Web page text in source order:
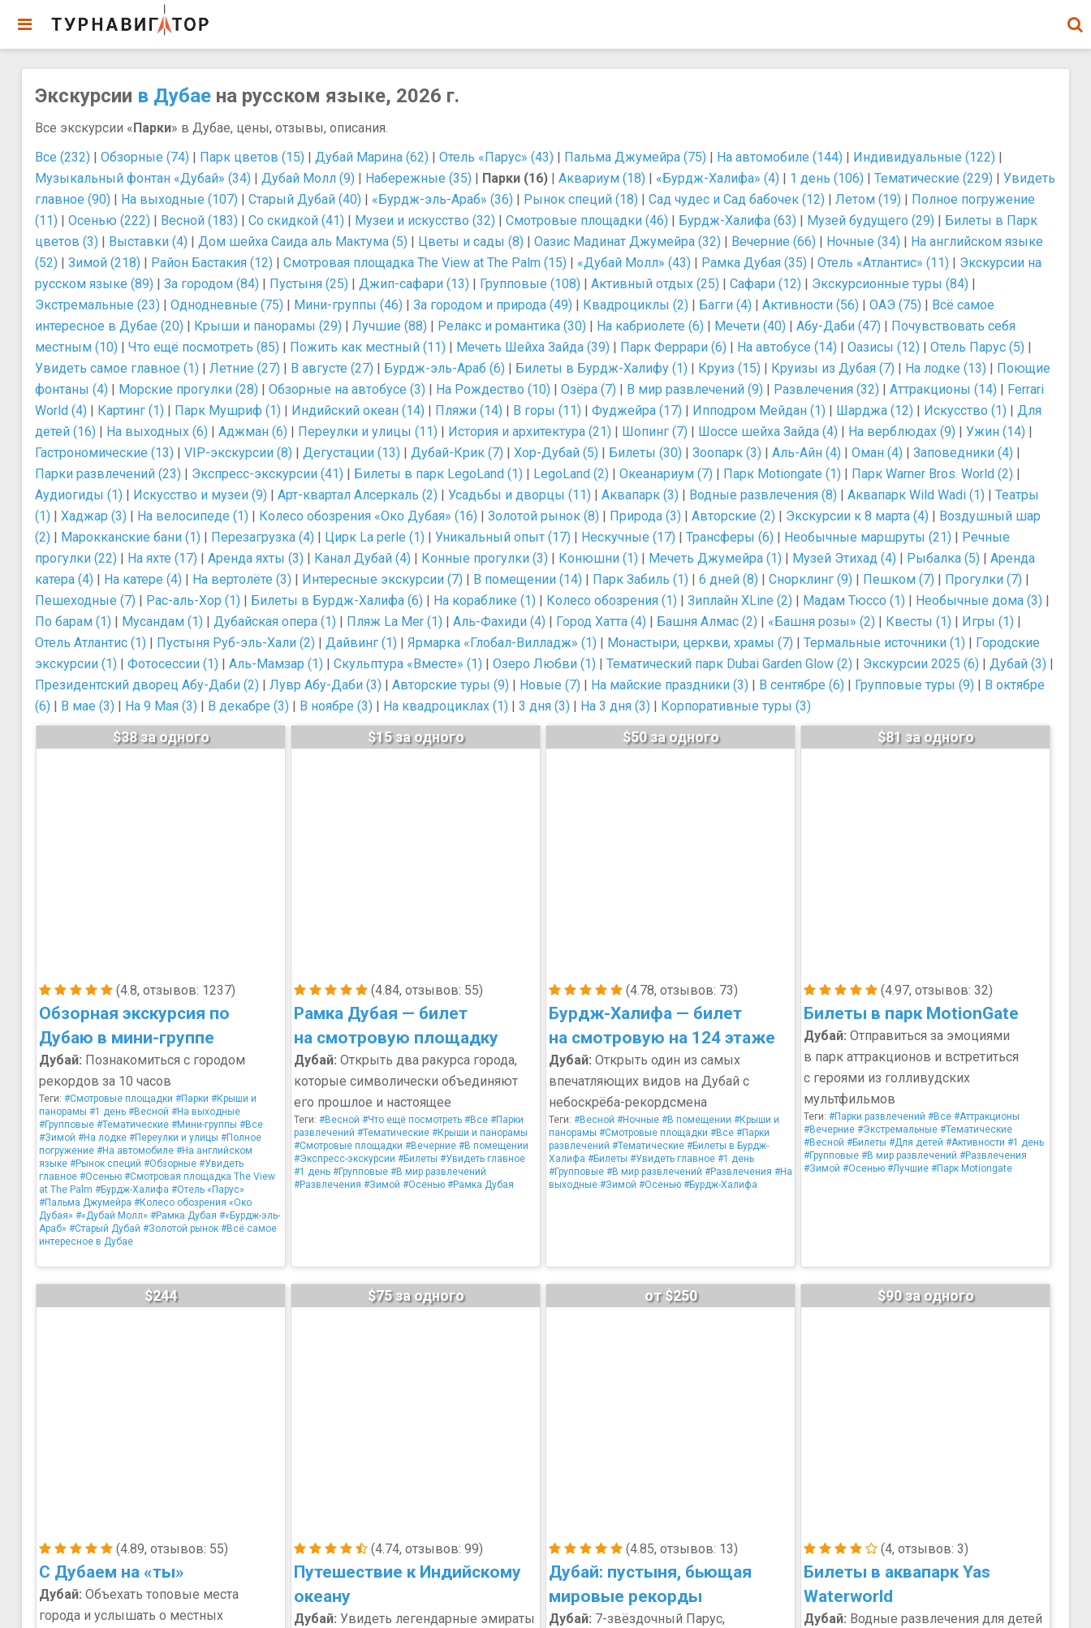
Экскурсии в Дубае на русском языке, 2026 г.
Все экскурсии «Парки» в Дубае, цены, отзывы, описания.
Все (232) | Обзорные (74) | Парк цветов (15) | Дубай Марина (62) | Отель «Парус» (43) | Пальма Джумейра (75) | На автомобиле (144) | Индивидуальные (122) |
Музыкальный фонтан «Дубай» (34) | Дубай Молл (9) | Набережные (35) | Парки (16) | Аквариум (18) | «Бурдж-Халифа» (4) | 1 день (106) | Тематические (229) | Увидеть
главное (90) | На выходные (107) | Старый Дубай (40) | «Бурдж-эль-Араб» (36) | Рынок специй (18) | Сад чудес и Сад бабочек (12) | Летом (19) | Полное погружение
(11) | Осенью (222) | Весной (183) | Со скидкой (41) | Музеи и искусство (32) | Смотровые площадки (46) | Бурдж-Халифа (63) | Музей будущего (29) | Билеты в Парк
цветов (3) | Выставки (4) | Дом шейха Саида аль Мактума (5) | Цветы и сады (8) | Оазис Мадинат Джумейра (32) | Вечерние (66) | Ночные (34) | На английском языке
(52) | Зимой (218) | Район Бастакия (12) | Смотровая площадка The View at The Palm (15) | «Дубай Молл» (43) | Рамка Дубая (35) | Отель «Атлантис» (11) | Экскурсии на
русском языке (89) | За городом (84) | Пустыня (25) | Джип-сафари (13) | Групповые (108) | Активный отдых (25) | Сафари (12) | Экскурсионные туры (84) |
Экстремальные (23) | Однодневные (75) | Мини-группы (46) | За городом и природа (49) | Квадроциклы (2) | Багги (4) | Активности (56) | ОАЭ (75) | Всё самое
интересное в Дубае (20) | Крыши и панорамы (29) | Лучшие (88) | Релакс и романтика (30) | На кабриолете (6) | Мечети (40) | Абу-Даби (47) | Почувствовать себя
местным (10) | Что ещё посмотреть (85) | Пожить как местный (11) | Мечеть Шейха Зайда (39) | Парк Феррари (6) | На автобусе (14) | Оазисы (12) | Отель Парус (5) |
Увидеть самое главное (1) | Летние (27) | В августе (27) | Бурдж-эль-Араб (6) | Билеты в Бурдж-Халифу (1) | Круиз (15) | Круизы из Дубая (7) | На лодке (13) | Поющие
фонтаны (4) | Морские прогулки (28) | Обзорные на автобусе (3) | На Рождество (10) | Озёра (7) | В мир развлечений (9) | Развлечения (32) | Аттракционы (14) | Ferrari
World (4) | Картинг (1) | Парк Мушриф (1) | Индийский океан (14) | Пляжи (14) | В горы (11) | Фуджейра (17) | Ипподром Мейдан (1) | Шарджа (12) | Искусство (1) | Для
детей (16) | На выходных (6) | Аджман (6) | Переулки и улицы (11) | История и архитектура (21) | Шопинг (7) | Шоссе шейха Зайда (4) | На верблюдах (9) | Ужин (14) |
Гастрономические (13) | VIP-экскурсии (8) | Дегустации (13) | Дубай-Крик (7) | Хор-Дубай (5) | Билеты (30) | Зоопарк (3) | Аль-Айн (4) | Оман (4) | Заповедники (4) |
Парки развлечений (23) | Экспресс-экскурсии (41) | Билеты в парк LegoLand (1) | LegoLand (2) | Океанариум (7) | Парк Motiongate (1) | Парк Warner Bros. World (2) |
Аудиогиды (1) | Искусство и музеи (9) | Арт-квартал Алсеркаль (2) | Усадьбы и дворцы (11) | Аквапарк (3) | Водные развлечения (8) | Аквапарк Wild Wadi (1) | Театры
(1) | Хаджар (3) | На велосипеде (1) | Колесо обозрения «Око Дубая» (16) | Золотой рынок (8) | Природа (3) | Авторские (2) | Экскурсии к 8 марта (4) | Воздушный шар
(2) | Марокканские бани (1) | Перезагрузка (4) | Цирк La perle (1) | Уникальный опыт (17) | Нескучные (17) | Трансферы (6) | Необычные маршруты (21) | Речные
прогулки (22) | На яхте (17) | Аренда яхты (3) | Канал Дубай (4) | Конные прогулки (3) | Конюшни (1) | Мечеть Джумейра (1) | Музей Этихад (4) | Рыбалка (5) | Аренда
катера (4) | На катере (4) | На вертолёте (3) | Интересные экскурсии (7) | В помещении (14) | Парк Забиль (1) | 6 дней (8) | Снорклинг (9) | Пешком (7) | Прогулки (7) |
Пешеходные (7) | Рас-аль-Хор (1) | Билеты в Бурдж-Халифа (6) | На кораблике (1) | Колесо обозрения (1) | Зиплайн XLine (2) | Мадам Тюссо (1) | Необычные дома (3) |
По барам (1) | Мусандам (1) | Дубайская опера (1) | Пляж La Mer (1) | Аль-Фахиди (4) | Город Хатта (4) | Башня Алмас (2) | «Башня розы» (2) | Квесты (1) | Игры (1) |
Отель Атлантис (1) | Пустыня Руб-эль-Хали (2) | Дайвинг (1) | Ярмарка «Глобал-Вилладж» (1) | Монастыри, церкви, храмы (7) | Термальные источники (1) | Городские
экскурсии (1) | Фотосессии (1) | Аль-Мамзар (1) | Скульптура «Вместе» (1) | Озеро Любви (1) | Тематический парк Dubai Garden Glow (2) | Экскурсии 2025 (6) | Дубай (3) |
Президентский дворец Абу-Даби (2) | Лувр Абу-Даби (3) | Авторские туры (9) | Новые (7) | На майские праздники (3) | В сентябре (6) | Групповые туры (9) | В октябре
(6) | В мае (3) | На 9 Мая (3) | В декабре (3) | В ноябре (3) | На квадроциклах (1) | 3 дня (3) | На 3 дня (3) | Корпоративные туры (3)
(4.8, отзывов: 1237)
Обзорная экскурсия по
Дубаю в мини-группе
$38 за одного
Дубай: Познакомиться с городом
рекордов за 10 часов
Теги: #Смотровые площадки #Парки #Крыши и
панорамы #1 день #Весной #На выходные
#Групповые #Тематические #Мини-группы #Все
#Зимой #На лодке #Переулки и улицы #Полное
погружение #На автомобиле #На английском
языке #Рынок специй #Обзорные #Увидеть
главное #Осенью #Смотровая площадка The View
at The Palm #Бурдж-Халифа #Отель «Парус»
#Пальма Джумейра #Колесо обозрения «Око
Дубая» #«Дубай Молл» #Рамка Дубая #«Бурдж-эль-
Араб» #Старый Дубай #Золотой рынок #Всё самое
интересное в Дубае
(4.84, отзывов: 55)
Рамка Дубая — билет
на смотровую площадку
$15 за одного
Дубай: Открыть два ракурса города,
которые символически объединяют
его прошлое и настоящее
Теги: #Весной #Что ещё посмотреть #Все #Парки
развлечений #Тематические #Крыши и панорамы
#Смотровые площадки #Вечерние #В помещении
#Экспресс-экскурсии #Билеты #Увидеть главное
#1 день #Групповые #В мир развлечений
#Развлечения #Зимой #Осенью #Рамка Дубая
(4.78, отзывов: 73)
Бурдж-Халифа — билет
на смотровую на 124 этаже
$50 за одного
Дубай: Открыть один из самых
впечатляющих видов на Дубай с
небоскрёба-рекордсмена
Теги: #Весной #Ночные #В помещении #Крыши и
панорамы #Смотровые площадки #Все #Парки
развлечений #Тематические #Билеты в Бурдж-
Халифа #Билеты #Увидеть главное #1 день
#Групповые #В мир развлечений #Развлечения #На
выходные #Зимой #Осенью #Бурдж-Халифа
(4.97, отзывов: 32)
Билеты в парк MotionGate
$81 за одного
Дубай: Отправиться за эмоциями
в парк аттракционов и встретиться
с героями из голливудских
мультфильмов
Теги: #Парки развлечений #Все #Аттракционы
#Вечерние #Экстремальные #Тематические
#Весной #Билеты #Для детей #Активности #1 день
#Групповые #В мир развлечений #Развлечения
#Зимой #Осенью #Лучшие #Парк Motiongate
(4.89, отзывов: 55)
С Дубаем на «ты»
$244
Дубай: Объехать топовые места
города и услышать о местных
(4.74, отзывов: 99)
Путешествие к Индийскому
океану
$75 за одного
Дубай: Увидеть легендарные эмираты
(4.85, отзывов: 13)
Дубай: пустыня, бьющая
мировые рекорды
от $250
Дубай: 7-звёздочный Парус,
(4, отзывов: 3)
Билеты в аквапарк Yas
Waterworld
$90 за одного
Дубай: Водные развлечения для детей